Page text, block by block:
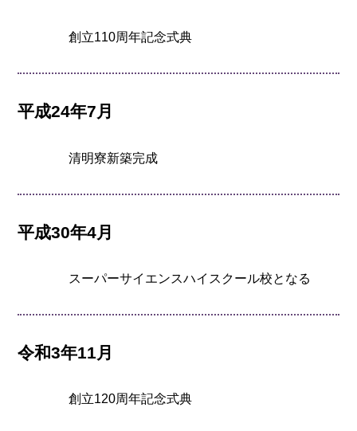
創立110周年記念式典
平成24年7月
清明寮新築完成
平成30年4月
スーパーサイエンスハイスクール校となる
令和3年11月
創立120周年記念式典